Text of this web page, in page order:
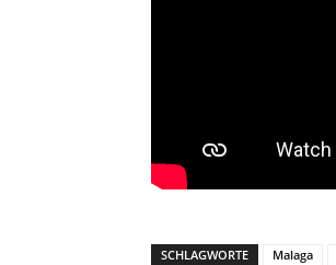
SCHLAGWORTE Malaga